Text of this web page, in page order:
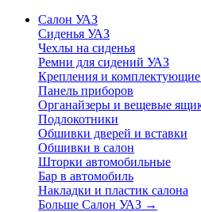
Салон УАЗ
Сиденья УАЗ
Чехлы на сиденья
Ремни для сидений УАЗ
Крепления и
Панель приборов
Органайзеры и вещевые
Подлокотники
Обшивки дверей и вставки
Обшивки в салон
Шторки автомобильные
Бар в автомобиль
Накладки и пластик салона
Больше Салон УАЗ →